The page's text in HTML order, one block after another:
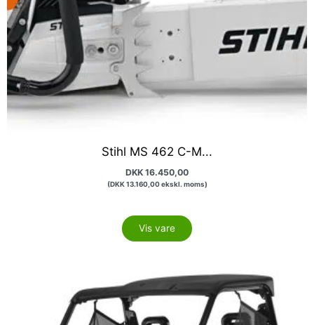
Stihl MS 462 C-M...
DKK 16.450,00
(DKK13.160,00ekskl. moms)
Vis vare